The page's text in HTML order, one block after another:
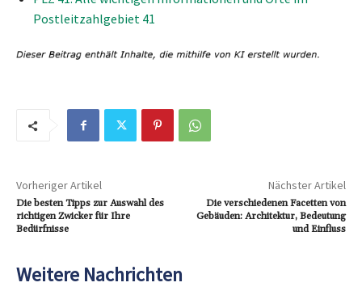
Postleitzahlgebiet 41
Vorheriger Artikel
Die besten Tipps zur Auswahl des
richtigen Zwicker für Ihre
Bedürfnisse
Nächster Artikel
Die verschiedenen Facetten von
Gebäuden: Architektur, Bedeutung
und Einfluss
Weitere Nachrichten